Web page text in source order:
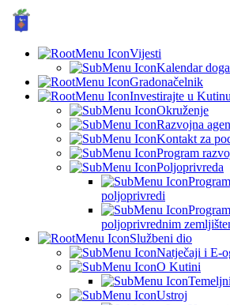
Vijesti
Kalendar
Gradonačelnik
Investirajte u Kutinu
Okruženje
Razvojna
Kontakt za
Program
Poljoprivreda
poljoprivredi
poljoprivrednim
Službeni dio
Natječaji i E-
O Kutini
Ustroj